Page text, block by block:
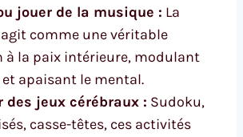
jouer de la musique : La
comme une véritable
à la paix intérieure, modulant
et apaisant le mental.
des jeux cérébraux : Sudoku,
casse-têtes, ces activités